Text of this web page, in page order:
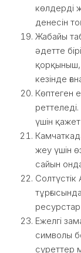
көлдерді
денесін
Жабайы
әдетте
қорқыныш,
кезінде
Көптеген
үшін
жеу үшін
сайын
Солтүстік
Ежелгі
символы
суреттер